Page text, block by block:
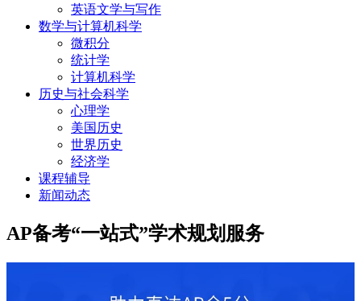
英语文学与写作
数学与计算机科学
微积分
统计学
计算机科学
历史与社会科学
心理学
美国历史
世界历史
经济学
课程辅导
新闻动态
AP备考“一站式”学术规划服务